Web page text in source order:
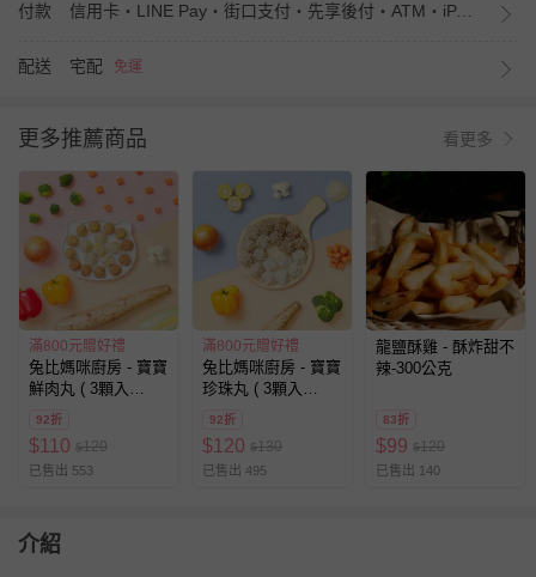
付款 信用卡・LINE Pay・街口支付・先享後付・ATM・iPASS MONEY
配送 宅配 免運
更多推薦商品 看更多
滿800元贈好禮
兔比媽咪廚房 - 寶寶
鮮肉丸 ( 3顆入
)-8M+
92折
$110 $120
已售出 553
滿800元贈好禮
兔比媽咪廚房 - 寶寶
珍珠丸 ( 3顆入
)-10M+
92折
$120 $130
已售出 495
龍鹽酥雞 - 酥炸甜不
辣-300公克
83折
$99 $120
已售出 140
介紹